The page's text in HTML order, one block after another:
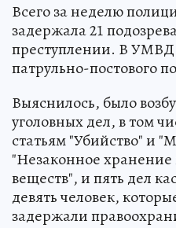
Всего за неделю
задержала 21
преступлении. В УМВД
патрульно-постового
Выяснилось, было
уголовных дел, в том
статьям "Убийство" и
"Незаконное
веществ", и пять дел
девять человек,
задержали